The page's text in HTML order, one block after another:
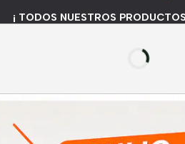
¡ TODOS NUESTROS